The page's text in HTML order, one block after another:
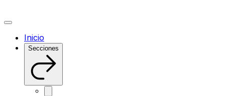
Inicio
Secciones